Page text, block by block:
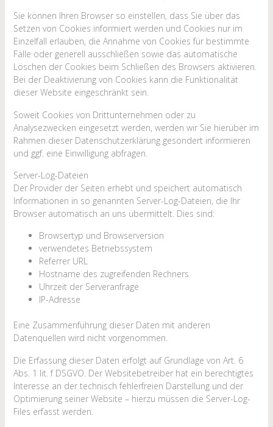
Sie können Ihren Browser so einstellen, dass Sie über das
Setzen von Cookies informiert werden und Cookies nur im
Einzelfall erlauben, die Annahme von Cookies für bestimmte
Fälle oder generell ausschließen sowie das automatische
Löschen der Cookies beim Schließen des Browsers aktivieren.
Bei der Deaktivierung von Cookies kann die Funktionalität
dieser Website eingeschränkt sein.
Soweit Cookies von Drittunternehmen oder zu
Analysezwecken eingesetzt werden, werden wir Sie hierüber im
Rahmen dieser Datenschutzerklärung gesondert informieren
und ggf. eine Einwilligung abfragen.
Server-Log-Dateien
Der Provider der Seiten erhebt und speichert automatisch
Informationen in so genannten Server-Log-Dateien, die Ihr
Browser automatisch an uns übermittelt. Dies sind:
Browsertyp und Browserversion
verwendetes Betriebssystem
Referrer URL
Hostname des zugreifenden Rechners
Uhrzeit der Serveranfrage
IP-Adresse
Eine Zusammenführung dieser Daten mit anderen
Datenquellen wird nicht vorgenommen.
Die Erfassung dieser Daten erfolgt auf Grundlage von Art. 6
Abs. 1 lit. f DSGVO. Der Websitebetreiber hat ein berechtigtes
Interesse an der technisch fehlerfreien Darstellung und der
Optimierung seiner Website – hierzu müssen die Server-Log-
Files erfasst werden.